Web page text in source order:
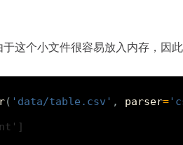
这个小文件很容易放入内存，因
( 'data/table.csv' , parser=